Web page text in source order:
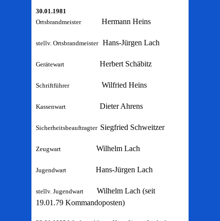
30.01.1981
OrtsbrandmeisterHermann Heins
stellv. OrtsbrandmeisterHans-Jürgen Lach
GerätewartHerbert Schäbitz
Schriftführer Wilfried Heins
KassenwartDieter Ahrens
Sicherheitsbeauftragter Siegfried Schweitzer
Zeugwart Wilhelm Lach
JugendwartHans-Jürgen Lach
stellv. Jugendwart Wilhelm Lach (seit
19.01.79 Kommandoposten)